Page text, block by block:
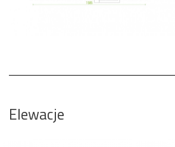
Elewacje